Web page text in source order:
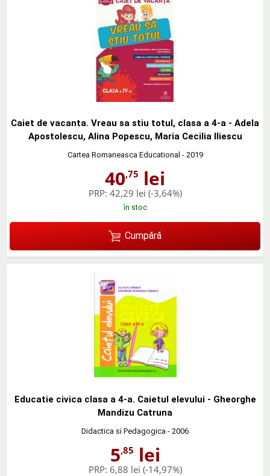
Caiet de vacanta. Vreau sa stiu totul, clasa a 4-a - Adela
Apostolescu, Alina Popescu, Maria Cecilia Iliescu
Cartea Romaneasca Educational - 2019
40,75 lei
PRP: 42,29 lei (-3,64%)
în stoc
Cumpără
Educatie civica clasa a 4-a. Caietul elevului - Gheorghe
Mandizu Catruna
Didactica si Pedagogica - 2006
5,85 lei
PRP: 6,88 lei (-14,97%)